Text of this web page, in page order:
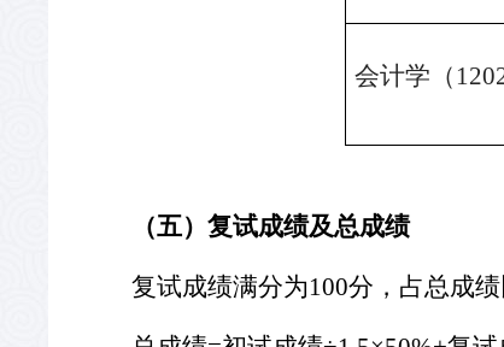
会计学（
（五）复试成绩及总成绩
复试成绩满分为100分，占总成